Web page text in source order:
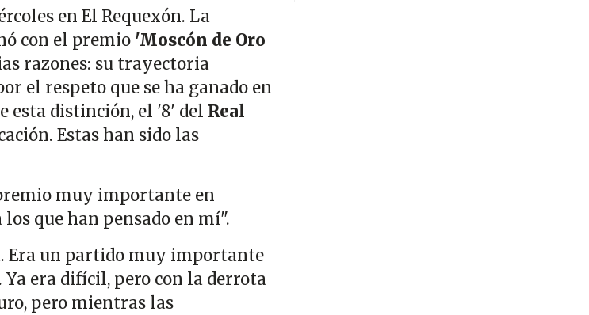
en El Requexón. La
con el premio 'Moscón de Oro
razones: su trayectoria
el respeto que se ha ganado en
esta distinción, el '8' del Real
Estas han sido las
muy importante en
que han pensado en mí".
Era un partido muy importante
era difícil, pero con la derrota
pero mientras las